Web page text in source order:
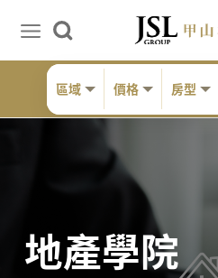
區域 價格 房型
地產學院